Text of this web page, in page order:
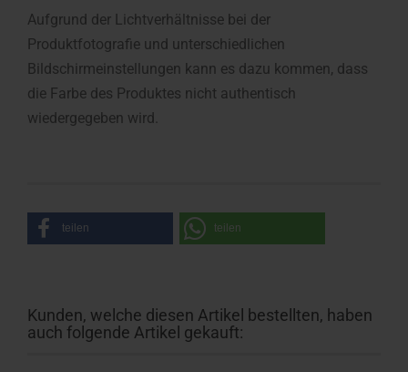
Aufgrund der Lichtverhältnisse bei der
Produktfotografie und unterschiedlichen
Bildschirmeinstellungen kann es dazu kommen, dass
die Farbe des Produktes nicht authentisch
wiedergegeben wird.
teilen teilen
Kunden, welche diesen Artikel bestellten, haben
auch folgende Artikel gekauft: